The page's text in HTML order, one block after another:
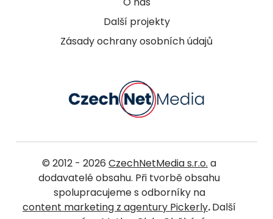
Další projekty
Zásady ochrany osobních údajů
© 2012 - 2026 CzechNetMedia s.r.o. a
dodavatelé obsahu. Při tvorbě obsahu
spolupracujeme s odborníky na
content marketing z agentury Pickerly.Další